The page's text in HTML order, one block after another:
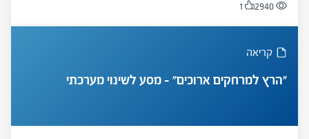
2940
1
קריאה
"הרץ למרחקים ארוכים" – מסע לשינוי מערכתי